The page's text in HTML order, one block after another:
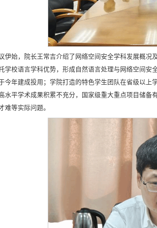
伊始，院长王常吉介绍了网络空间安全学科发展概况
学校语言学科优势，形成自然语言处理与网络空间
今年建成投用；学院打造的特色学生团队在省级以
水平学术成果积累不充分，国家级重大重点项目储
难等实际问题。